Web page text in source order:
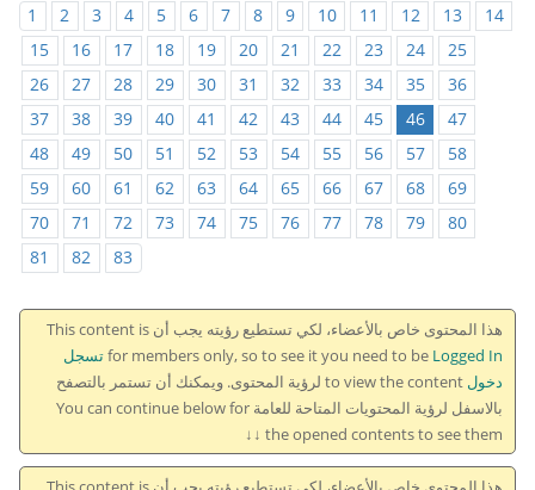
1 2 3 4 5 6 7 8 9 10 11 12 13
14
15
16 17 18 19 20 21 22 23 24
25
26
27 28 29 30 31 32 33 34 35
36
37
38 39 40 41 42 43 44 45 46
47
48
49 50 51 52 53 54 55 56 57
58
59
60 61 62 63 64 65 66 67 68
69
70
71 72 73 74 75 76 77 78 79
80
81
82 83
هذا المحتوى خاص بالأعضاء، لكي تستطيع رؤيته يجب أن This content is
for members only, so to see it you need to beLogged In تسجل
دخول
to view the content لرؤية المحتوى. ويمكنك أن تستمر بالتصفح
بالاسفل لرؤية المحتويات المتاحة للعامة You can continue below for
the opened contents to see them ↓↓